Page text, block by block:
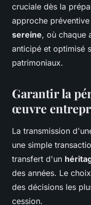
cruciale dès la
approche
sereine, où chaque
anticipé et optimisé
patrimoniaux.
Garantir la
œuvre
La transmission
une simple
transfert d'un
des années. Le
des décisions les
cession.